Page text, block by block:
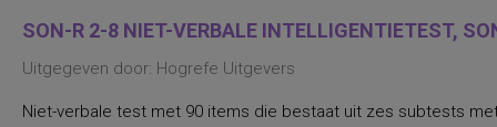
SON-R 2-8 NIET-VERBALE INTELLIGENTIETEST,
Uitgegeven door: Hogrefe Uitgevers
Niet-verbale test met 90 items die bestaat uit zes subtests